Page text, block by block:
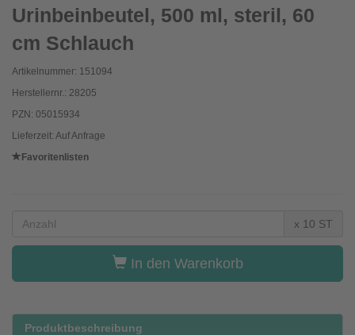
Urinbeinbeutel, 500 ml, steril, 60
cm Schlauch
Artikelnummer: 151094
Herstellernr.: 28205
PZN: 05015934
Lieferzeit: Auf Anfrage
Favoritenlisten
x 10 ST
In den Warenkorb
Produktbeschreibung